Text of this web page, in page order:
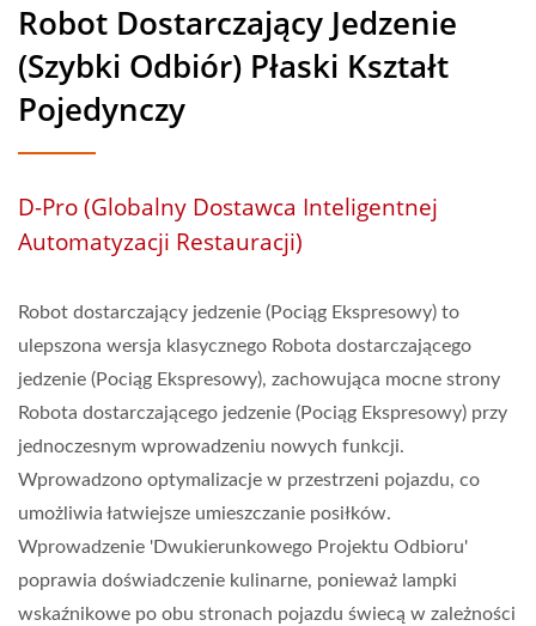
Odbioru Posiłku Przez
Klienta, Co Zapewnia
Wygodniejsze
Doświadczenie Podczas
Dostawy. | Producent Taśm
Sushi W Restauracjach I
Jadalniach | Hong Chiang
Robot Dostarczający Jedzenie
(Szybki Odbiór) Płaski Kształt
Pojedynczy
D-Pro (Globalny Dostawca Inteligentnej
Automatyzacji Restauracji)
Robot dostarczający jedzenie (Pociąg Ekspresowy) to
ulepszona wersja klasycznego Robota dostarczającego
jedzenie (Pociąg Ekspresowy), zachowująca mocne strony
Robota dostarczającego jedzenie (Pociąg Ekspresowy) przy
jednoczesnym wprowadzeniu nowych funkcji.
Wprowadzono optymalizacje w przestrzeni pojazdu, co
umożliwia łatwiejsze umieszczanie posiłków.
Wprowadzenie 'Dwukierunkowego Projektu Odbioru'
poprawia doświadczenie kulinarne, ponieważ lampki
wskaźnikowe po obu stronach pojazdu świecą w zależności